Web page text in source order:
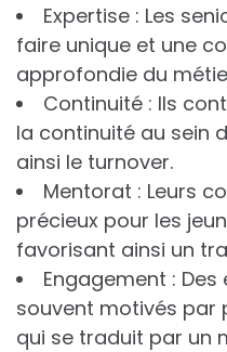
Expertise : Les
faire unique et une
approfondie du
Continuité : Ils
la continuité au sein
ainsi le turnover.
Mentorat : Leurs
précieux pour les
favorisant ainsi un
Engagement :
souvent motivés par
qui se traduit par un